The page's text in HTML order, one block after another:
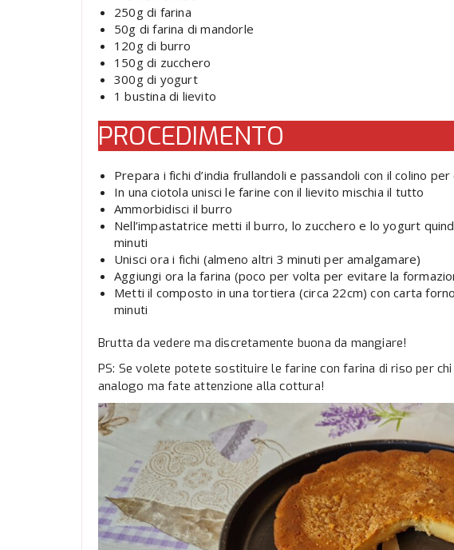
250g di farina
50g di farina di mandorle
120g di burro
150g di zucchero
300g di yogurt
1 bustina di lievito
PROCEDIMENTO
Prepara i fichi d’india frullandoli e passandoli con il colino
In una ciotola unisci le farine con il lievito mischia il tutto
Ammorbidisci il burro
Nell’impastatrice metti il burro, lo zucchero e lo yogurt
minuti
Unisci ora i fichi (almeno altri 3 minuti per amalgamare)
Aggiungi ora la farina (poco per volta per evitare la
Metti il composto in una tortiera (circa 22cm) con carta
minuti
Brutta da vedere ma discretamente buona da mangiare!
PS: Se volete potete sostituire le farine con farina di riso per
analogo ma fate attenzione alla cottura!